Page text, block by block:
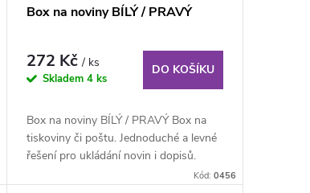
Box na noviny BÍLÝ / PRAVÝ
272 Kč/ ks
Skladem 4 ks
DO KOŠÍKU
Box na noviny BÍLÝ / PRAVÝ Box na
tiskoviny či poštu. Jednoduché a levné
řešení pro ukládání novin i dopisů.
Kód: 0456